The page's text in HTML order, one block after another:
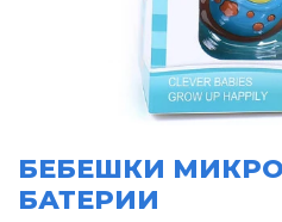
БЕБЕШКИ
БАТЕРИИ